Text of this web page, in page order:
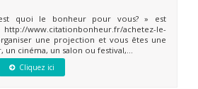
quoi le bonheur pour vous? » est
www.citationbonheur.fr/achetez-le-
une projection et vous êtes une
cinéma, un salon ou festival,...
Cliquez ici